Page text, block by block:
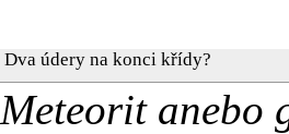
Dva údery na konci křídy?
Meteorit anebo